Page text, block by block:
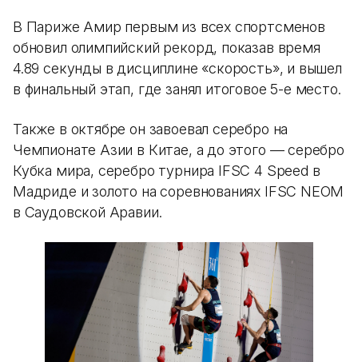
В Париже Амир первым из всех спортсменов
обновил олимпийский рекорд, показав время
4.89 секунды в дисциплине «скорость», и вышел
в финальный этап, где занял итоговое 5-е место.
Также в октябре он завоевал серебро на
Чемпионате Азии в Китае, а до этого — серебро
Кубка мира, серебро турнира IFSC 4 Speed в
Мадриде и золото на соревнованиях IFSC NEOM
в Саудовской Аравии.